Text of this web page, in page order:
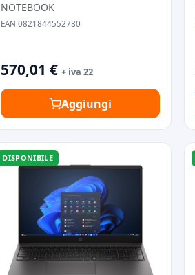
NOTEBOOK
EAN 0821844552780
570,01 € + iva 22
Aggiungi
DISPONIBILE